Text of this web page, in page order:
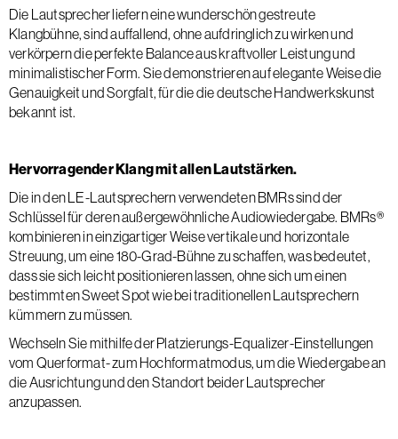
Die Lautsprecher liefern eine wunderschön gestreute
Klangbühne, sind auffallend, ohne aufdringlich zu wirken und
verkörpern die perfekte Balance aus kraftvoller Leistung und
minimalistischer Form. Sie demonstrieren auf elegante Weise die
Genauigkeit und Sorgfalt, für die die deutsche Handwerkskunst
bekannt ist.
Hervorragender Klang mit allen Lautstärken.
Die in den LE-Lautsprechern verwendeten BMRs sind der
Schlüssel für deren außergewöhnliche Audiowiedergabe. BMRs®
kombinieren in einzigartiger Weise vertikale und horizontale
Streuung, um eine 180-Grad-Bühne zu schaffen, was bedeutet,
dass sie sich leicht positionieren lassen, ohne sich um einen
bestimmten Sweet Spot wie bei traditionellen Lautsprechern
kümmern zu müssen.
Wechseln Sie mithilfe der Platzierungs-Equalizer-Einstellungen
vom Querformat- zum Hochformatmodus, um die Wiedergabe an
die Ausrichtung und den Standort beider Lautsprecher
anzupassen.